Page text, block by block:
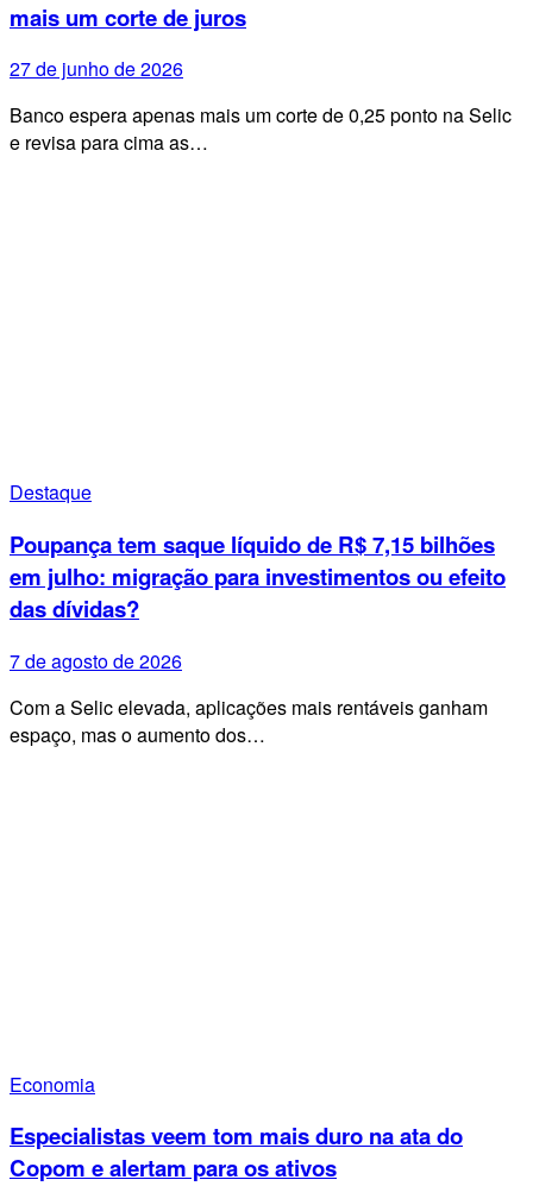
mais um corte de juros
27 de junho de 2026
Banco espera apenas mais um corte de 0,25 ponto na Selic
e revisa para cima as…
Destaque
Poupança tem saque líquido de R$ 7,15 bilhões
em julho: migração para investimentos ou efeito
das dívidas?
7 de agosto de 2026
Com a Selic elevada, aplicações mais rentáveis ganham
espaço, mas o aumento dos…
Economia
Especialistas veem tom mais duro na ata do
Copom e alertam para os ativos